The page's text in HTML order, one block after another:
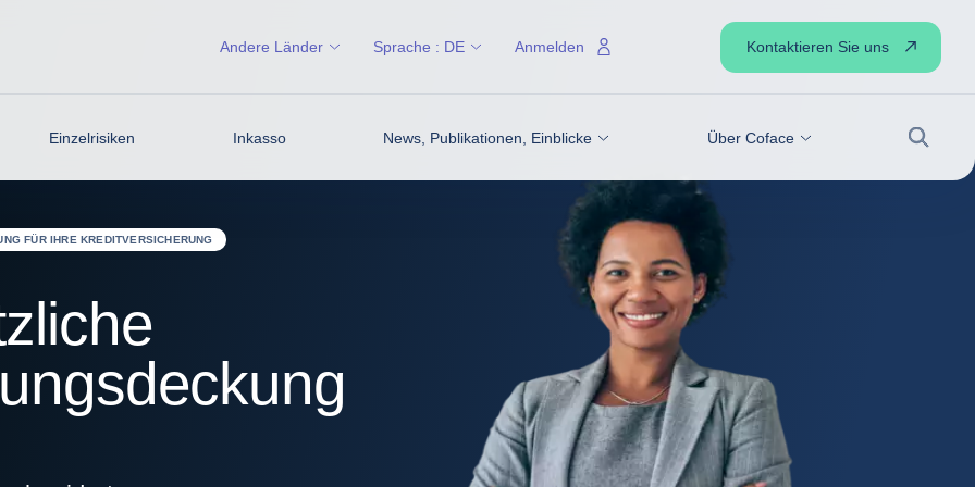
Einzelrisiken Inkasso News, Publikationen, Einblicke Über Coface
Suche
Andere Länder Sprache : DE Anmelden Kontaktieren Sie uns
FÜR IHRE KREDITVERSICHERUNG